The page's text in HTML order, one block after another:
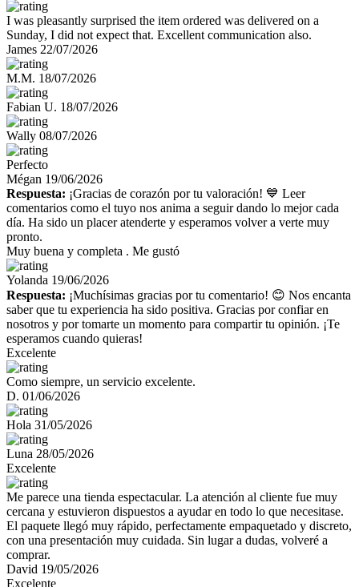
I was pleasantly surprised the item ordered was delivered on a
Sunday, I did not expect that. Excellent communication also.
James 22/07/2026
M.M. 18/07/2026
Fabian U. 18/07/2026
Wally 08/07/2026
Perfecto
Mégan 19/06/2026
Respuesta: ¡Gracias de corazón por tu valoración! 💙 Leer
comentarios como el tuyo nos anima a seguir dando lo mejor cada
día. Ha sido un placer atenderte y esperamos volver a verte muy
pronto.
Muy buena y completa . Me gustó
Yolanda 19/06/2026
Respuesta: ¡Muchísimas gracias por tu comentario! 😊 Nos encanta
saber que tu experiencia ha sido positiva. Gracias por confiar en
nosotros y por tomarte un momento para compartir tu opinión. ¡Te
esperamos cuando quieras!
Excelente
Como siempre, un servicio excelente.
D. 01/06/2026
Hola 31/05/2026
Luna 28/05/2026
Excelente
Me parece una tienda espectacular. La atención al cliente fue muy
cercana y estuvieron dispuestos a ayudar en todo lo que necesitase.
El paquete llegó muy rápido, perfectamente empaquetado y discreto,
con una presentación muy cuidada. Sin lugar a dudas, volveré a
comprar.
David 19/05/2026
Excelente